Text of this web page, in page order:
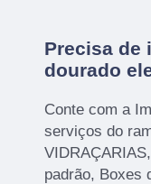
Precisa de
dourado
Conte com a
serviços do
padrão, Boxes